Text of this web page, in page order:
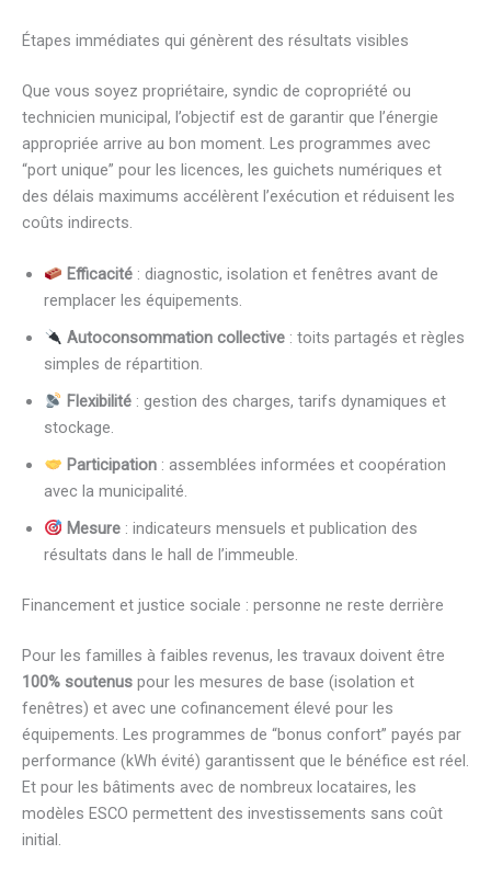
Étapes immédiates qui génèrent des résultats visibles
Que vous soyez propriétaire, syndic de copropriété ou
technicien municipal, l’objectif est de garantir que l’énergie
appropriée arrive au bon moment. Les programmes avec
“port unique” pour les licences, les guichets numériques et
des délais maximums accélèrent l’exécution et réduisent les
coûts indirects.
Efficacité: diagnostic, isolation et fenêtres avant de
remplacer les équipements.
Autoconsommation collective: toits partagés et règles
simples de répartition.
Flexibilité: gestion des charges, tarifs dynamiques et
stockage.
Participation: assemblées informées et coopération
avec la municipalité.
Mesure: indicateurs mensuels et publication des
résultats dans le hall de l’immeuble.
Financement et justice sociale : personne ne reste derrière
Pour les familles à faibles revenus, les travaux doivent être
100% soutenus pour les mesures de base (isolation et
fenêtres) et avec une cofinancement élevé pour les
équipements. Les programmes de “bonus confort” payés par
performance (kWh évité) garantissent que le bénéfice est réel.
Et pour les bâtiments avec de nombreux locataires, les
modèles ESCO permettent des investissements sans coût
initial.